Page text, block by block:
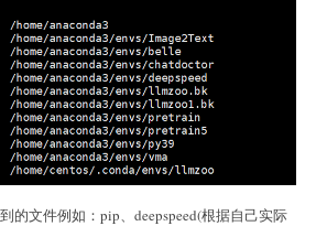
的文件例如：pip、deepspeed(根据自己实际